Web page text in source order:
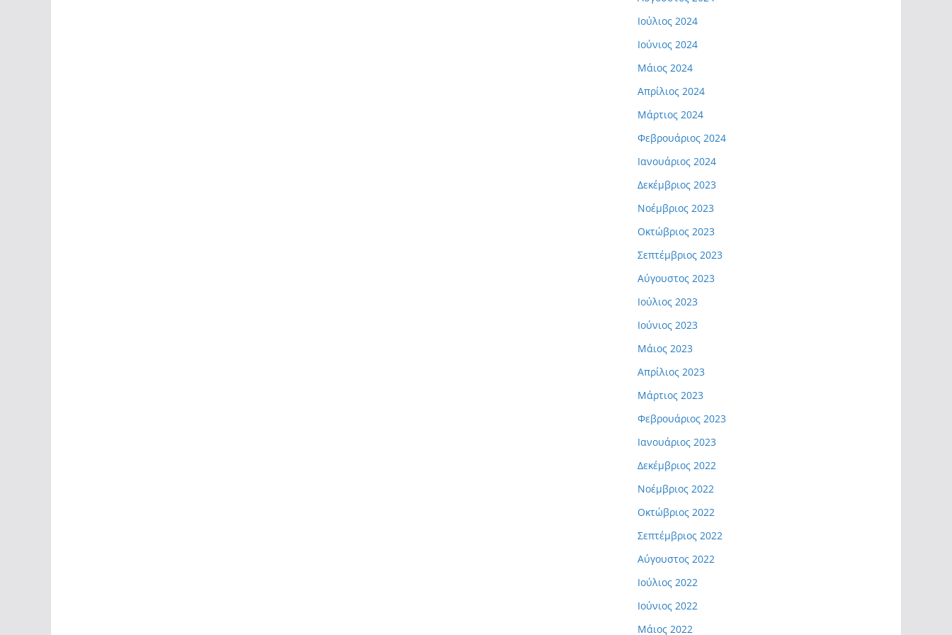
Ιούλιος 2024
Ιούνιος 2024
Μάιος 2024
Απρίλιος 2024
Μάρτιος 2024
Φεβρουάριος 2024
Ιανουάριος 2024
Δεκέμβριος 2023
Νοέμβριος 2023
Οκτώβριος 2023
Σεπτέμβριος 2023
Αύγουστος 2023
Ιούλιος 2023
Ιούνιος 2023
Μάιος 2023
Απρίλιος 2023
Μάρτιος 2023
Φεβρουάριος 2023
Ιανουάριος 2023
Δεκέμβριος 2022
Νοέμβριος 2022
Οκτώβριος 2022
Σεπτέμβριος 2022
Αύγουστος 2022
Ιούλιος 2022
Ιούνιος 2022
Μάιος 2022